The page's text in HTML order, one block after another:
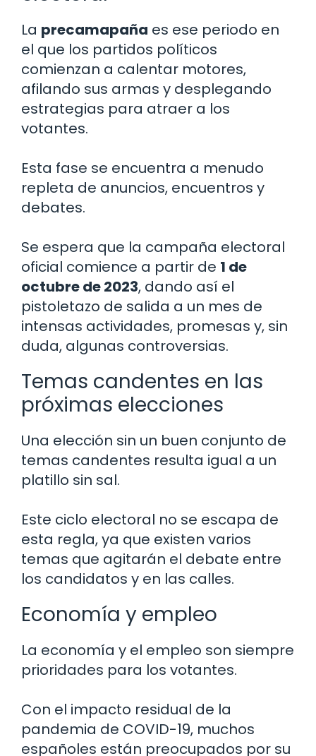
La precamapaña es ese periodo en
el que los partidos políticos
comienzan a calentar motores,
afilando sus armas y desplegando
estrategias para atraer a los
votantes.
Esta fase se encuentra a menudo
repleta de anuncios, encuentros y
debates.
Se espera que la campaña electoral
oficial comience a partir de 1 de
octubre de 2023, dando así el
pistoletazo de salida a un mes de
intensas actividades, promesas y, sin
duda, algunas controversias.
Temas candentes en las
próximas elecciones
Una elección sin un buen conjunto de
temas candentes resulta igual a un
platillo sin sal.
Este ciclo electoral no se escapa de
esta regla, ya que existen varios
temas que agitarán el debate entre
los candidatos y en las calles.
Economía y empleo
La economía y el empleo son siempre
prioridades para los votantes.
Con el impacto residual de la
pandemia de COVID-19, muchos
españoles están preocupados por su